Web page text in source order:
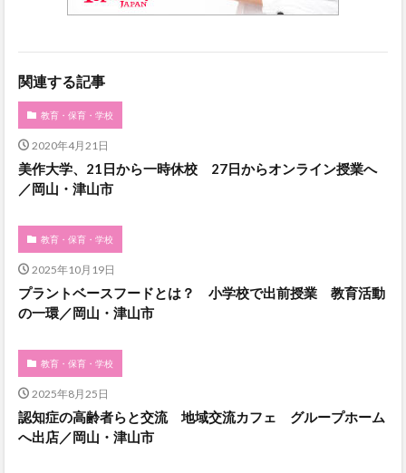
関連する記事
教育・保育・学校
2020年4月21日
美作大学、21日から一時休校 27日からオンライン授業へ
／岡山・津山市
教育・保育・学校
2025年10月19日
プラントベースフードとは？ 小学校で出前授業 教育活動
の一環／岡山・津山市
教育・保育・学校
2025年8月25日
認知症の高齢者らと交流 地域交流カフェ グループホーム
へ出店／岡山・津山市